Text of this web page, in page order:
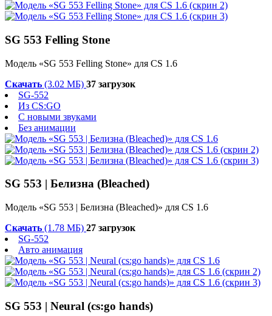
SG 553 Felling Stone
Модель «SG 553 Felling Stone» для CS 1.6
Скачать (3.02 МБ) 37 загрузок
SG-552
Из CS:GO
С новыми звуками
Без анимации
SG 553 | Белизна (Bleached)
Модель «SG 553 | Белизна (Bleached)» для CS 1.6
Скачать (1.78 МБ) 27 загрузок
SG-552
Авто анимация
SG 553 | Neural (cs:go hands)